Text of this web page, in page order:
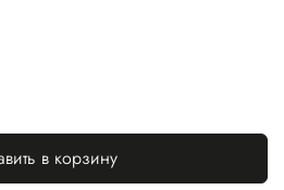
в корзину